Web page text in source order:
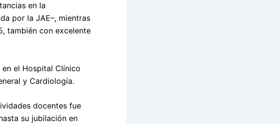
en la
por la JAE–, mientras
también con excelente
el Hospital Clínico
y Cardiología.
docentes fue
su jubilación en